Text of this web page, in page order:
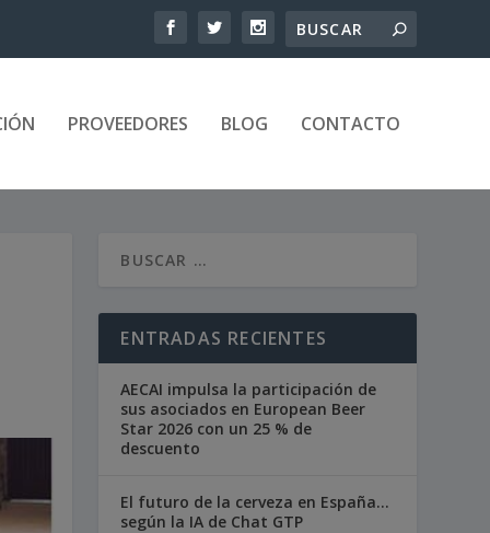
PROVEEDORES BLOG CONTACTO
ENTRADAS RECIENTES
AECAI impulsa la participación de
sus asociados en European Beer
Star 2026 con un 25 % de
descuento
El futuro de la cerveza en España…
según la IA de Chat GTP